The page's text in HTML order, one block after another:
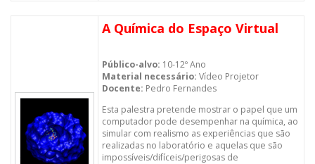
A Química do Espaço Virtual
Público-alvo: 10-12º Ano
Material necessário: Vídeo Projetor
Docente: Pedro Fernandes
Esta palestra pretende mostrar o papel que um
computador pode desempenhar na química, ao
simular com realismo as experiências que são
realizadas no laboratório e aquelas que são
impossíveis/difíceis/perigosas de